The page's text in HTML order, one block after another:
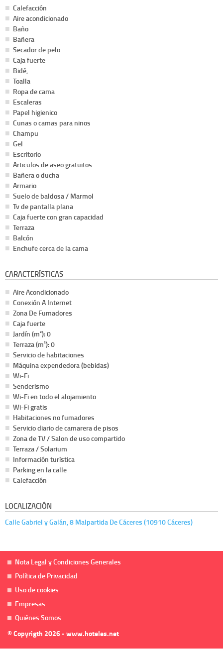
Calefacción
Aire acondicionado
Baño
Bañera
Secador de pelo
Caja fuerte
Bidé,
Toalla
Ropa de cama
Escaleras
Papel higienico
Cunas o camas para ninos
Champu
Gel
Escritorio
Articulos de aseo gratuitos
Bañera o ducha
Armario
Suelo de baldosa / Marmol
Tv de pantalla plana
Caja fuerte con gran capacidad
Terraza
Balcón
Enchufe cerca de la cama
CARACTERÍSTICAS
Aire Acondicionado
Conexión A Internet
Zona De Fumadores
Caja fuerte
Jardín (m²): 0
Terraza (m²): 0
Servicio de habitaciones
Máquina expendedora (bebidas)
Wi-Fi
Senderismo
Wi-Fi en todo el alojamiento
Wi-Fi gratis
Habitaciones no fumadores
Servicio diario de camarera de pisos
Zona de TV / Salon de uso compartido
Terraza / Solarium
Información turística
Parking en la calle
Calefacción
LOCALIZACIÓN
Calle Gabriel y Galán, 8 Malpartida De Cáceres (10910 Cáceres)
Nota Legal y Condiciones Generales
Política de Privacidad
Uso de cookies
Empresas
Quiénes Somos
© Copyrigth 2026 - www.hoteles.net